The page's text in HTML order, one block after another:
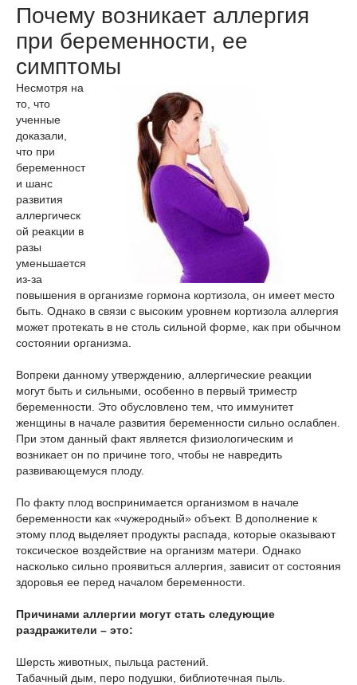
Почему возникает аллергия
при беременности, ее
симптомы
Несмотря на
то, что
ученные
доказали,
что при
беременност
и шанс
развития
аллергическ
ой реакции в
разы
уменьшается
из-за
повышения в организме гормона кортизола, он имеет место
быть. Однако в связи с высоким уровнем кортизола аллергия
может протекать в не столь сильной форме, как при обычном
состоянии организма.
Вопреки данному утверждению, аллергические реакции
могут быть и сильными, особенно в первый триместр
беременности. Это обусловлено тем, что иммунитет
женщины в начале развития беременности сильно ослаблен.
При этом данный факт является физиологическим и
возникает он по причине того, чтобы не навредить
развивающемуся плоду.
По факту плод воспринимается организмом в начале
беременности как «чужеродный» объект. В дополнение к
этому плод выделяет продукты распада, которые оказывают
токсическое воздействие на организм матери. Однако
насколько сильно проявиться аллергия, зависит от состояния
здоровья ее перед началом беременности.
Причинами аллергии могут стать следующие
раздражители – это:
Шерсть животных, пыльца растений.
Табачный дым, перо подушки, библиотечная пыль.